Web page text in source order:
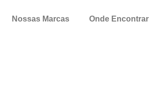
Nossas Marcas Onde Encontrar